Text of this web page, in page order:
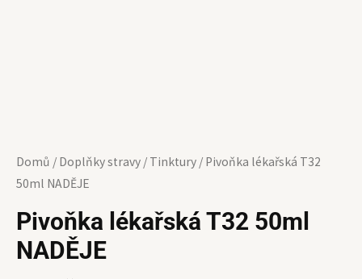
Domů / Doplňky stravy / Tinktury / Pivoňka lékařská T32
50ml NADĚJE
Pivoňka lékařská T32 50ml
NADĚJE